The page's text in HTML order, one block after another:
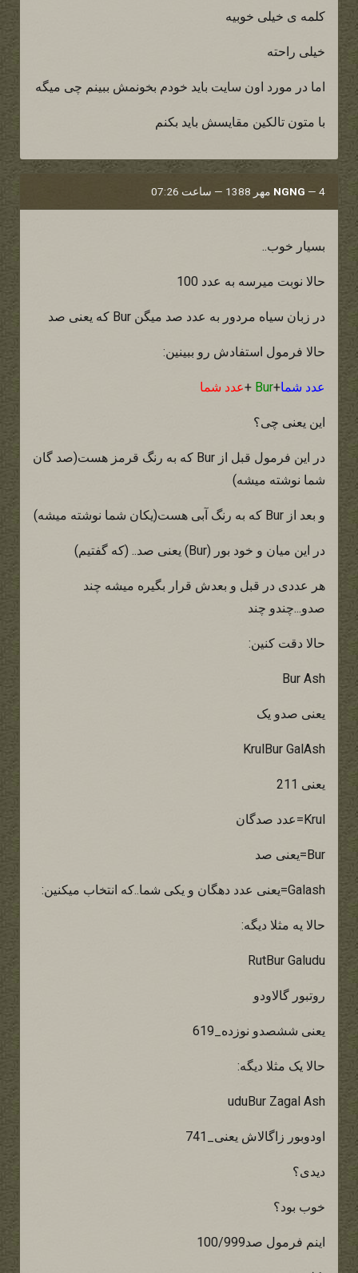
کلمه ی خیلی خوبیه
خیلی راحته
اما در مورد اون سایت باید خودم بخونمش ببینم چی میگه
با متون تالکین مقایسش باید بکنم
NGNG — 4 مهر 1388 — ساعت 07:26
بسیار خوب..
حالا نوبت میرسه به عدد 100
در زبان سیاه مردور به عدد صد میگن Bur که یعنی صد
حالا فرمول استفادش رو ببینین:
عدد شما+
Bur
+عدد شما
این یعنی چی؟
در این فرمول قبل از Bur که به رنگ قرمز هست(صد گان
شما نوشته میشه)
و بعد از Bur که به رنگ آبی هست(یکان شما نوشته میشه)
در این میان و خود بور (Bur) یعنی صد.. (که گفتیم)
هر عددی در قبل و بعدش قرار بگیره میشه چند
صدو...چندو چند
حالا دقت کنین:
Bur Ash
یعنی صدو یک
KrulBur GalAsh
یعنی 211
Krul=عدد صدگان
Bur=یعنی صد
Galash=یعنی عدد دهگان و یکی شما..که انتخاب میکنین:
حالا یه مثلا دیگه:
RutBur Galudu
روتبور گالاودو
یعنی ششصدو نوزده_619
حالا یک مثلا دیگه:
uduBur Zagal Ash
اودوبور زاگالاش یعنی_741
دیدی؟
خوب بود؟
اینم فرمول صد100/999